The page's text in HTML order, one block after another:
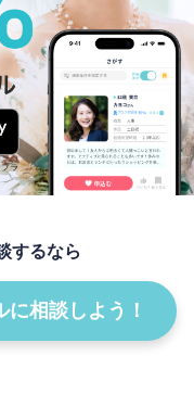
するなら
相談しよう！